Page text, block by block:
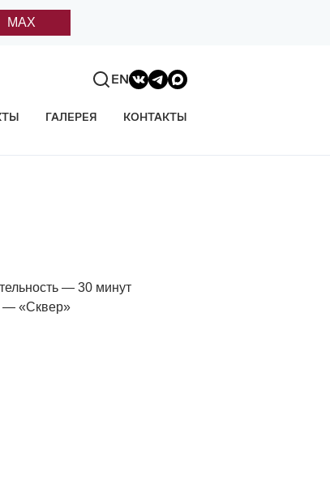
MAX
ГАЛЕРЕЯ КОНТАКТЫ
EN
— 30 минут
— «Сквер»